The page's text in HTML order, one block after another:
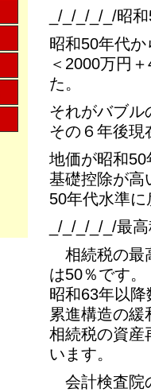
_/_/_/_/_/昭
昭和50年代
＜2000万円
た。
それがバブル
その６年後現
地価が昭和
基礎控除が高
50年代水準
_/_/_/_/_/最
相続税の最
は50％です。
昭和63年以
累進構造の緩
相続税の資産
います。
会計検査院